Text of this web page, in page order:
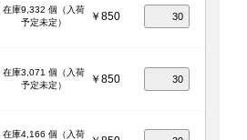
在庫9,332 個（入荷
予定未定）
￥850
在庫3,071 個（入荷
予定未定）
￥850
在庫4,166 個（入荷